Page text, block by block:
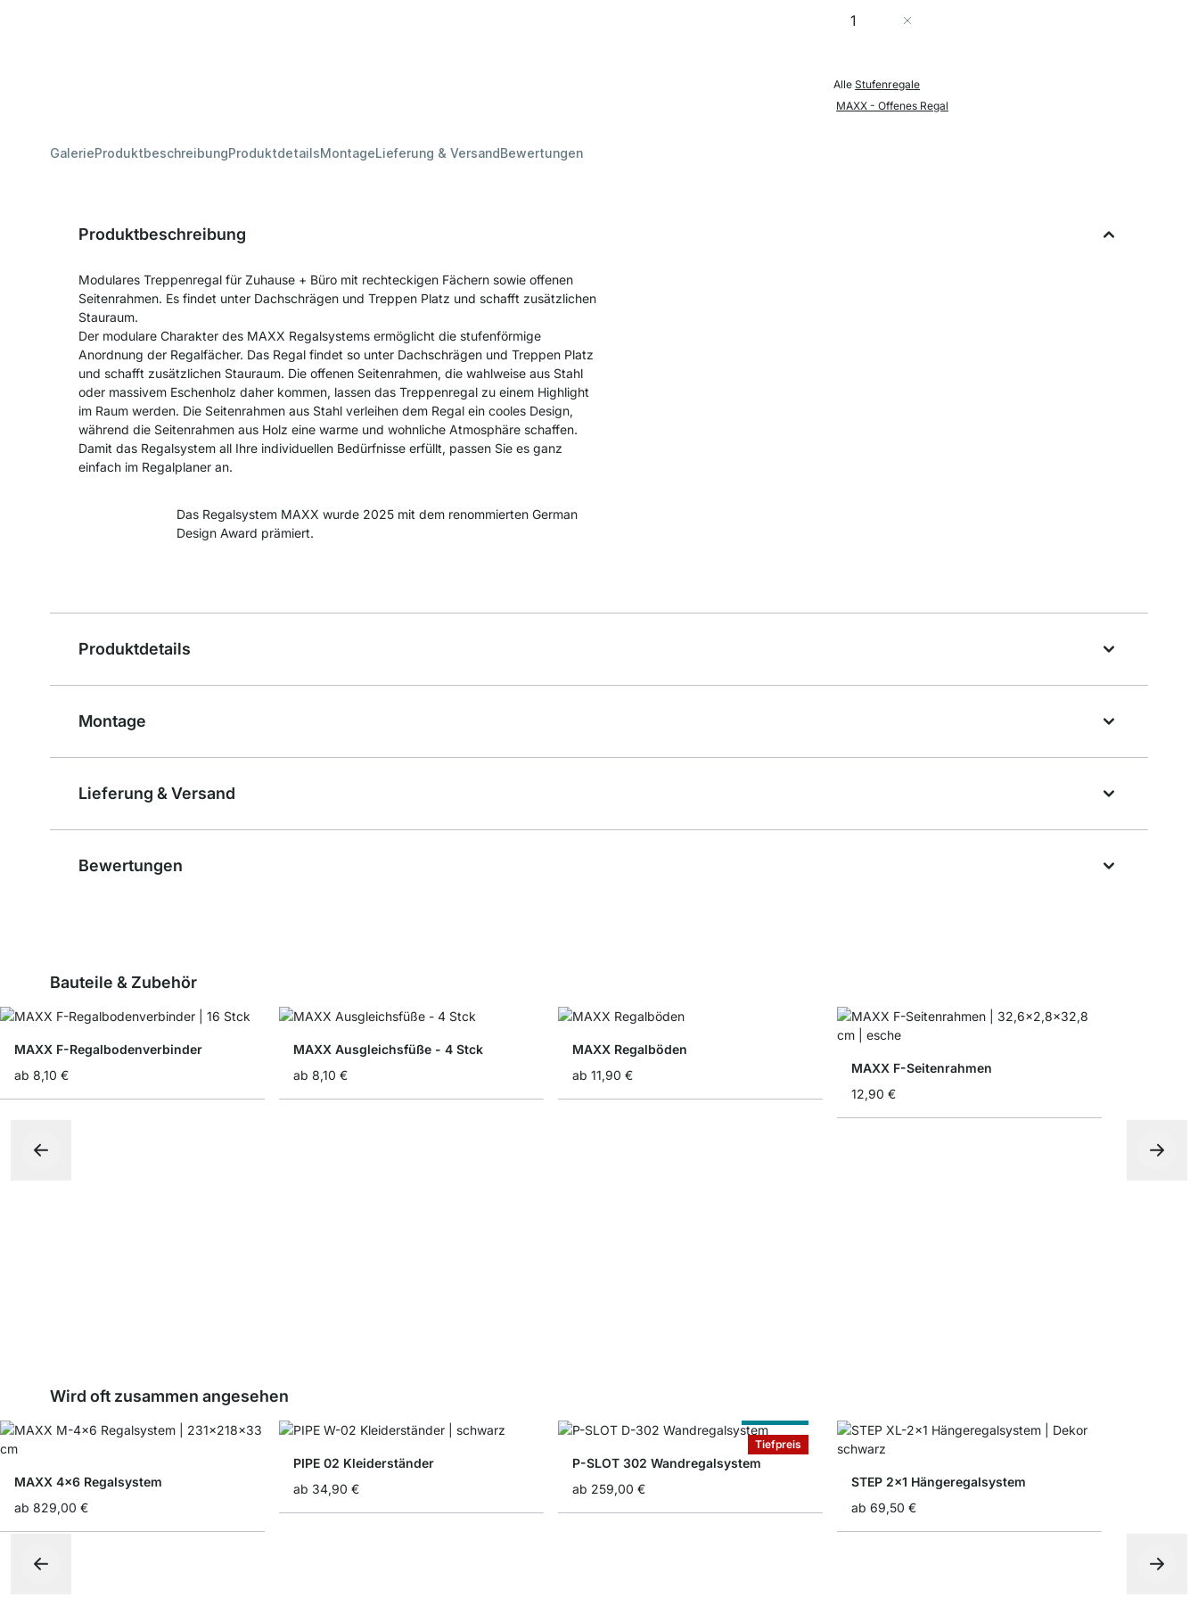
Menge
AlleStufenregale
MAXX - Offenes Regal
GalerieProduktbeschreibungProduktdetailsMontageLieferung & VersandBewertungen
Produktbeschreibung
Modulares Treppenregal für Zuhause + Büro mit rechteckigen Fächern sowie offenen
Seitenrahmen. Es findet unter Dachschrägen und Treppen Platz und schafft zusätzlichen
Stauraum.
Der modulare Charakter des MAXX Regalsystems ermöglicht die stufenförmige
Anordnung der Regalfächer. Das Regal findet so unter Dachschrägen und Treppen Platz
und schafft zusätzlichen Stauraum. Die offenen Seitenrahmen, die wahlweise aus Stahl
oder massivem Eschenholz daher kommen, lassen das Treppenregal zu einem Highlight
im Raum werden. Die Seitenrahmen aus Stahl verleihen dem Regal ein cooles Design,
während die Seitenrahmen aus Holz eine warme und wohnliche Atmosphäre schaffen.
Damit das Regalsystem all Ihre individuellen Bedürfnisse erfüllt, passen Sie es ganz
einfach im Regalplaner an.
Das Regalsystem MAXX wurde 2025 mit dem renommierten German
Design Award prämiert.
Produktdetails
Montage
Lieferung & Versand
Bewertungen
Bauteile & Zubehör
MAXX F-Regalbodenverbinder
ab 8,10 €
MAXX Ausgleichsfüße - 4 Stck
ab 8,10 €
MAXX Regalböden
ab 11,90 €
MAXX F-Seitenrahmen
12,90 €
Wird oft zusammen angesehen
MAXX 4x6 Regalsystem
ab 829,00 €
PIPE 02 Kleiderständer
ab 34,90 €
Tiefpreis
P-SLOT 302 Wandregalsystem
ab 259,00 €
STEP 2x1 Hängeregalsystem
ab 69,50 €